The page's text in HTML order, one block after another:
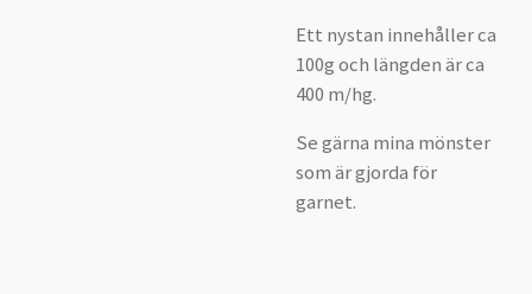
Ett nystan innehåller ca
100g och längden är ca
400 m/hg.
Se gärna mina mönster
som är gjorda för
garnet.